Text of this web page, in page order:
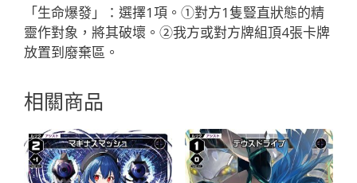
LB」
數
量
「生命爆發」：選擇1項。①對方1隻豎直狀態的精
靈作對象，將其破壞。②我方或對方牌組頂4張卡牌
放置到廢棄區。
相關商品